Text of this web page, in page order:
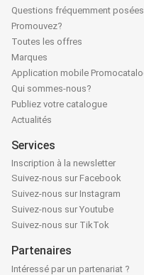
Questions fréquemment posées
Promouvez?
Toutes les offres
Marques
Application mobile
Qui sommes-nous?
Publiez votre catalogue
Actualités
Services
Inscription à la newsletter
Suivez-nous sur Facebook
Suivez-nous sur Instagram
Suivez-nous sur Youtube
Suivez-nous sur TikTok
Partenaires
Intéressé par un partenariat ?